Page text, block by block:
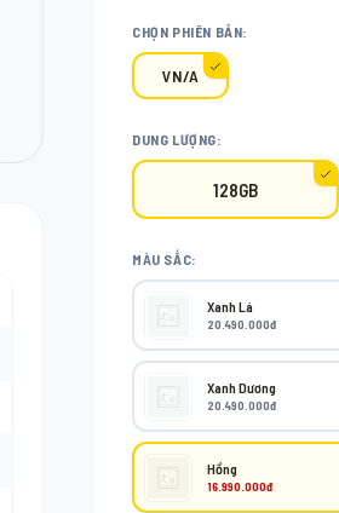
CHỌN PHIÊN BẢN:
VN/A
DUNG LƯỢNG:
128GB
MÀU SẮC:
Xanh Lá
20.490.000đ
Xanh Dương
20.490.000đ
Hồng
16.990.000đ